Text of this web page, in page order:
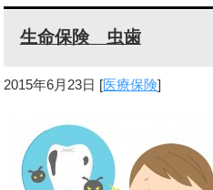
生命保険 虫歯
2015年6月23日 [医療保険]